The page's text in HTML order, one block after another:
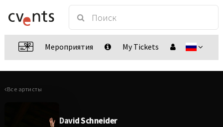
Мероприятия My Tickets
Все артисты
David Schneider